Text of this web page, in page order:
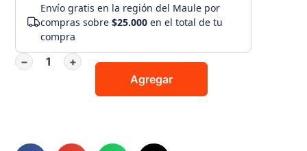
Envío gratis en la región del Maule por
compras sobre$25.000 en el total de tu
compra
−
+
Agregar